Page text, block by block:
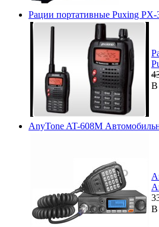
Рации портативные Puxing PX-
В
AnyTone AT-608M
В